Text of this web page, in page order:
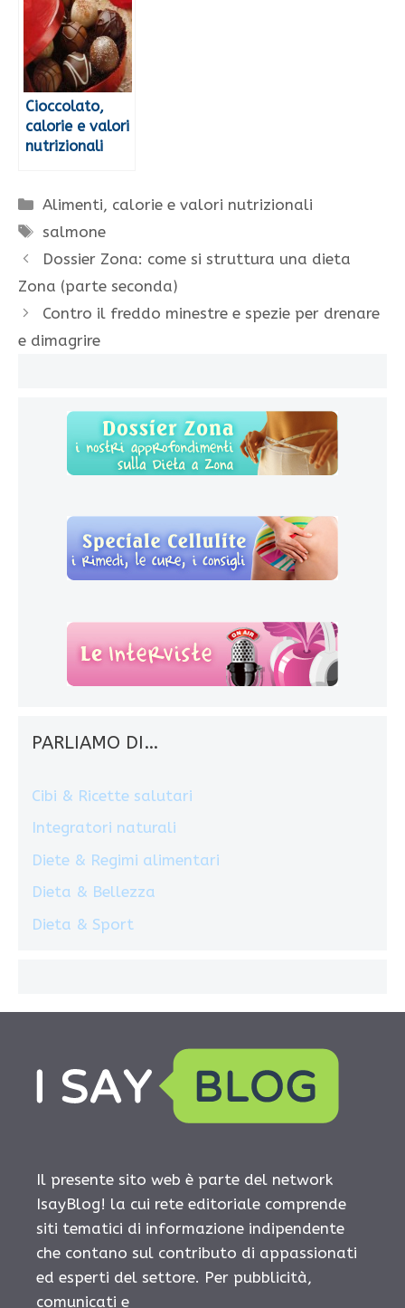
Cioccolato,
calorie e valori
nutrizionali
Categorie
Alimenti, calorie e valori nutrizionali
Tag
salmone
Dossier Zona: come si struttura una dieta
Zona (parte seconda)
Contro il freddo minestre e spezie per drenare
e dimagrire
PARLIAMO DI…
Cibi & Ricette salutari
Integratori naturali
Diete & Regimi alimentari
Dieta & Bellezza
Dieta & Sport
Il presente sito web è parte del network
IsayBlog! la cui rete editoriale comprende
siti tematici di informazione indipendente
che contano sul contributo di appassionati
ed esperti del settore. Per pubblicità,
comunicati e